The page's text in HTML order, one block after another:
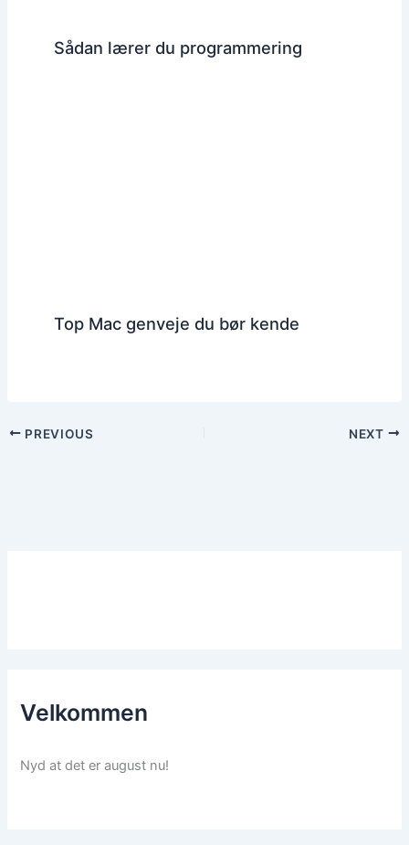
Sådan lærer du programmering
Top Mac genveje du bør kende
PREVIOUS NEXT
Velkommen
Nyd at det er august nu!